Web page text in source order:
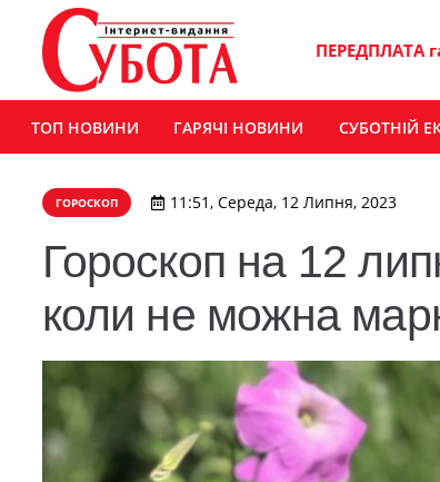
ПЕРЕДПЛАТА
ТОП НОВИНИ ГАРЯЧІ НОВИНИ СУБОТНІЙ
ГОРОСКОП 11:51, Середа, 12 Липня, 2023
Гороскоп на 12
коли не можна